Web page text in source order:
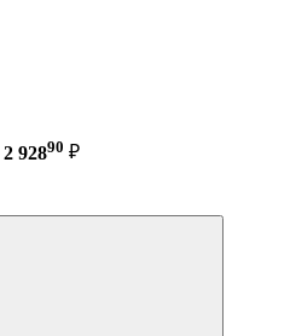
2 92890 ₽